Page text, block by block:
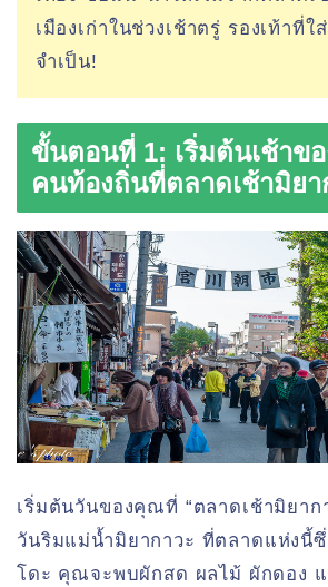
เมืองเก่าในช่วงเช้าตรู่ รองเท้าที่ใ
จำเป็น!
ขั้นตอนที่ 1: เริ่มต้นเช้าข
คนท้องถิ่นที่ตลาดเช้ามิยา
เริ่มต้นวันของคุณที่ “ตลาดเช้ามิยาก
วันริมแม่น้ำมิยากาวะ ที่ตลาดแห่งนี้
โดะ คุณจะพบผักสด ผลไม้ ผักดอง